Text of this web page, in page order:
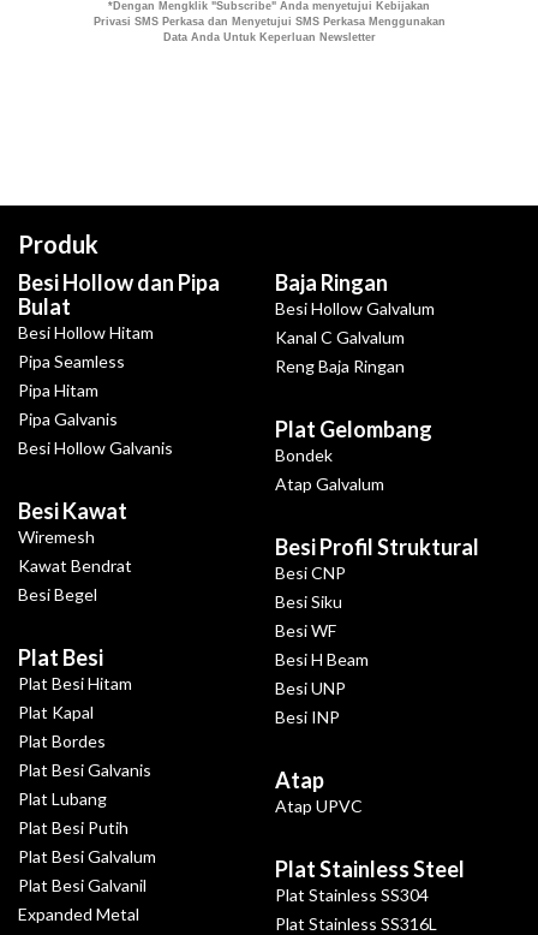
Produk
Besi Hollow dan Pipa
Bulat
Besi Hollow Hitam
Pipa Seamless
Pipa Hitam
Pipa Galvanis
Besi Hollow Galvanis
Besi Kawat
Wiremesh
Kawat Bendrat
Besi Begel
Plat Besi
Plat Besi Hitam
Plat Kapal
Plat Bordes
Plat Besi Galvanis
Plat Lubang
Plat Besi Putih
Plat Besi Galvalum
Plat Besi Galvanil
Expanded Metal
Baja Ringan
Besi Hollow Galvalum
Kanal C Galvalum
Reng Baja Ringan
Plat Gelombang
Bondek
Atap Galvalum
Besi Profil Struktural
Besi CNP
Besi Siku
Besi WF
Besi H Beam
Besi UNP
Besi INP
Atap
Atap UPVC
Plat Stainless Steel
Plat Stainless SS304
Plat Stainless SS316L